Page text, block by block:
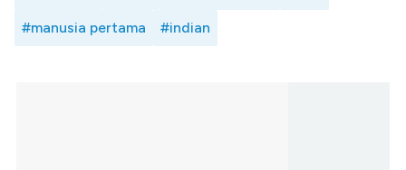
#manusia pertama #indian